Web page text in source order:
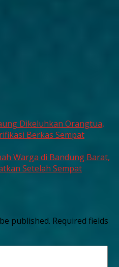
Dikeluhkan Orangtua,
Berkas Sempat
Warga di Bandung Barat,
Setelah Sempat
published. Required fields